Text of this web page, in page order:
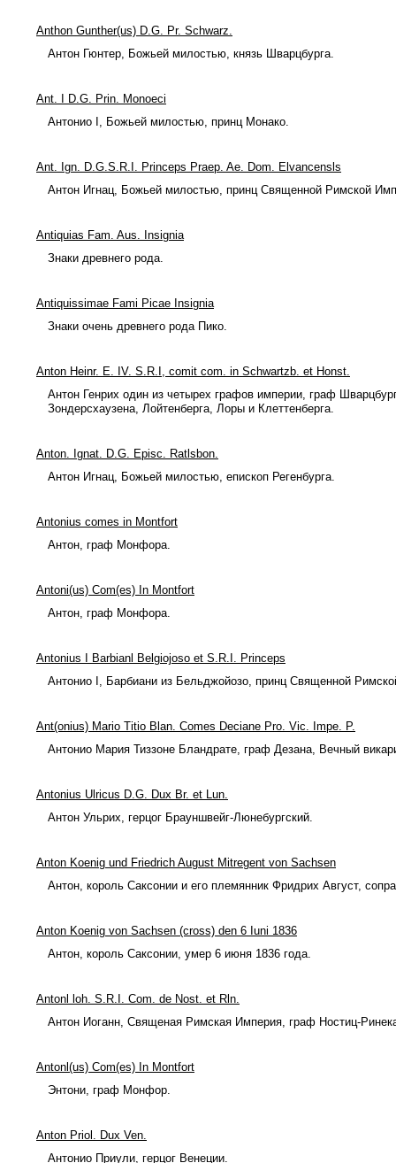
Anthon Gunther(us) D.G. Pr. Schwarz.
Антон Гюнтер, Божьей милостью, князь Шварцбурга.
Ant. I D.G. Prin. Monoeci
Антонио I, Божьей милостью, принц Монако.
Ant. Ign. D.G.S.R.I. Princeps Praep. Ae. Dom. Elvancensls
Антон Игнац, Божьей милостью, принц Священной Римской
Antiquias Fam. Aus. Insignia
Знаки древнего рода.
Antiquissimae Fami Picae Insignia
Знаки очень древнего рода Пико.
Anton Heinr. E. IV. S.R.I, comit com. in Schwartzb. et Honst.
Антон Генрих один из четырех графов империи, граф
Зондерсхаузена, Лойтенберга, Лоры и Клеттенберга.
Anton. Ignat. D.G. Episc. Ratlsbon.
Антон Игнац, Божьей милостью, епископ Регенбурга.
Antonius comes in Montfort
Антон, граф Монфора.
Antoni(us) Com(es) In Montfort
Антон, граф Монфора.
Antonius I Barbianl Belgiojoso et S.R.I. Princeps
Антонио I, Барбиани из Бельджойозо, принц Священной
Ant(onius) Mario Titio Blan. Comes Deciane Pro. Vic. Impe. P.
Антонио Мария Тиззоне Бландрате, граф Дезана, Вечный
Antonius Ulricus D.G. Dux Br. et Lun.
Антон Ульрих, герцог Брауншвейг-Люнебургский.
Anton Koenig und Friedrich August Mitregent von Sachsen
Антон, король Саксонии и его племянник Фридрих Август,
Anton Koenig von Sachsen (cross) den 6 Iuni 1836
Антон, король Саксонии, умер 6 июня 1836 года.
Antonl loh. S.R.I. Com. de Nost. et Rln.
Антон Иоганн, Священая Римская Империя, граф Ностиц-
Antonl(us) Com(es) In Montfort
Энтони, граф Монфор.
Anton Priol. Dux Ven.
Антонио Приули, герцог Венеции.